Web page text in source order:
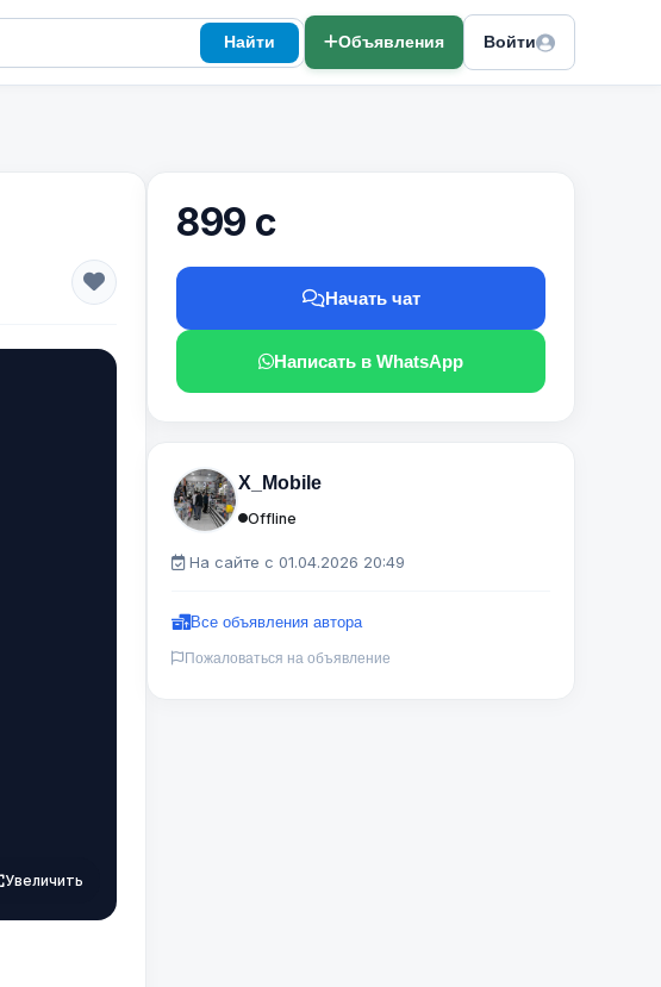
Найти Объявления Войти
Увеличить
899 с
Начать чат
Написать в WhatsApp
X_Mobile
Offline
На сайте с 01.04.2026 20:49
Все объявления автора
Пожаловаться на объявление